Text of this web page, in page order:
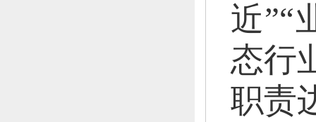
近”“
态行
职责